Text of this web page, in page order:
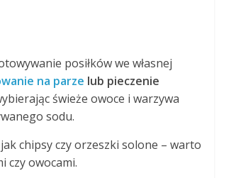
posiłków we własnej
na parze lub pieczenie
świeże owoce i warzywa
sodu.
chipsy czy orzeszki solone – warto
czy owocami.